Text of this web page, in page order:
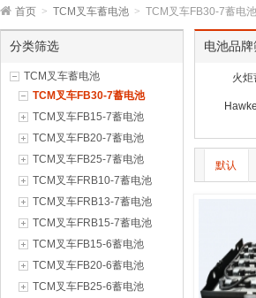
首页 > TCM叉车蓄电池 > TCM叉车FB30-7蓄电池
分类筛选
TCM叉车蓄电池
TCM叉车FB30-7蓄电池
TCM叉车FB15-7蓄电池
TCM叉车FB20-7蓄电池
TCM叉车FB25-7蓄电池
TCM叉车FRB10-7蓄电池
TCM叉车FRB13-7蓄电池
TCM叉车FRB15-7蓄电池
TCM叉车FB15-6蓄电池
TCM叉车FB20-6蓄电池
TCM叉车FB25-6蓄电池
电池品
火炬
默认